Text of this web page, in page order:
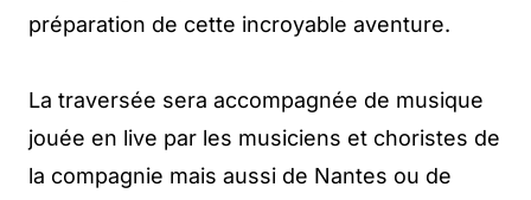
préparation de cette incroyable aventure.
La traversée sera accompagnée de musique
jouée en live par les musiciens et choristes de
la compagnie mais aussi de Nantes ou de